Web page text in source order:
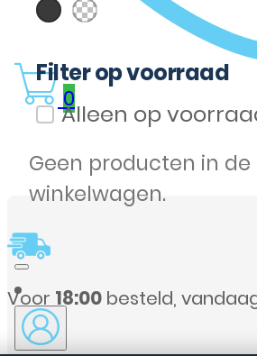
0
Geen producten in de
winkelwagen.
Filter op kleur
Filter op voorraad
Filter op voorraad